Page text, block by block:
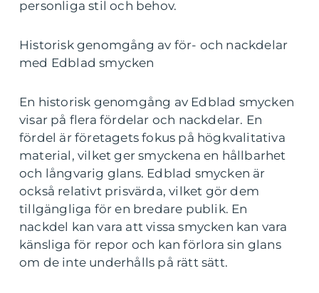
personliga stil och behov.
Historisk genomgång av för- och nackdelar
med Edblad smycken
En historisk genomgång av Edblad smycken
visar på flera fördelar och nackdelar. En
fördel är företagets fokus på högkvalitativa
material, vilket ger smyckena en hållbarhet
och långvarig glans. Edblad smycken är
också relativt prisvärda, vilket gör dem
tillgängliga för en bredare publik. En
nackdel kan vara att vissa smycken kan vara
känsliga för repor och kan förlora sin glans
om de inte underhålls på rätt sätt.